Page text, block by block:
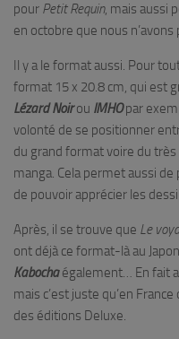
pour Petit Requin, mais aussi
en octobre que nous n’avons
Il y a le format aussi. Pour
format 15 x 20.8 cm, qui est
Lézard Noirou IMHO par
volonté de se positionner
du grand format voire du
manga. Cela permet aussi
de pouvoir apprécier les
Après, il se trouve que Le
ont déjà ce format-là au
Kabochaégalement… En fait
mais c’est juste qu’en
des éditions Deluxe.